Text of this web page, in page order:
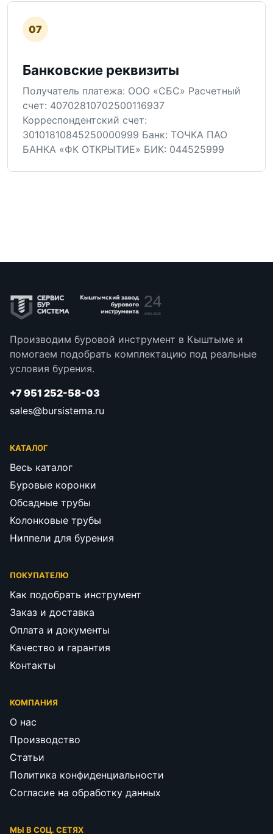
07
Банковские реквизиты
Получатель платежа: ООО «СБС» Расчетный
счет: 40702810702500116937
Корреспондентский счет:
30101810845250000999 Банк: ТОЧКА ПАО
БАНКА «ФК ОТКРЫТИЕ» БИК: 044525999
Производим буровой инструмент в Кыштыме и
помогаем подобрать комплектацию под реальные
условия бурения.
+7 951 252-58-03
sales@bursistema.ru
КАТАЛОГ
Весь каталог
Буровые коронки
Обсадные трубы
Колонковые трубы
Ниппели для бурения
ПОКУПАТЕЛЮ
Как подобрать инструмент
Заказ и доставка
Оплата и документы
Качество и гарантия
Контакты
КОМПАНИЯ
О нас
Производство
Статьи
Политика конфиденциальности
Согласие на обработку данных
МЫ В СОЦ. СЕТЯХ